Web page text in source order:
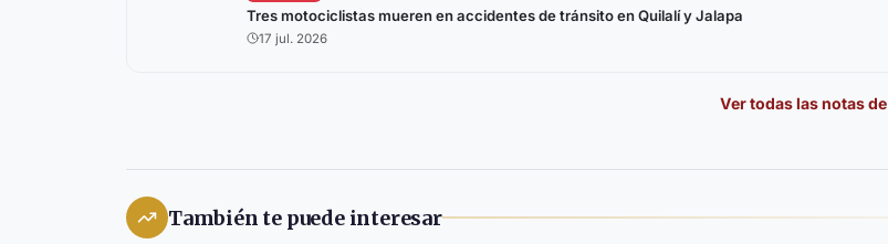
Tres motociclistas mueren en accidentes de tránsito en Quilalí y Jalapa
17 jul. 2026
Ver todas las notas de
También te puede interesar